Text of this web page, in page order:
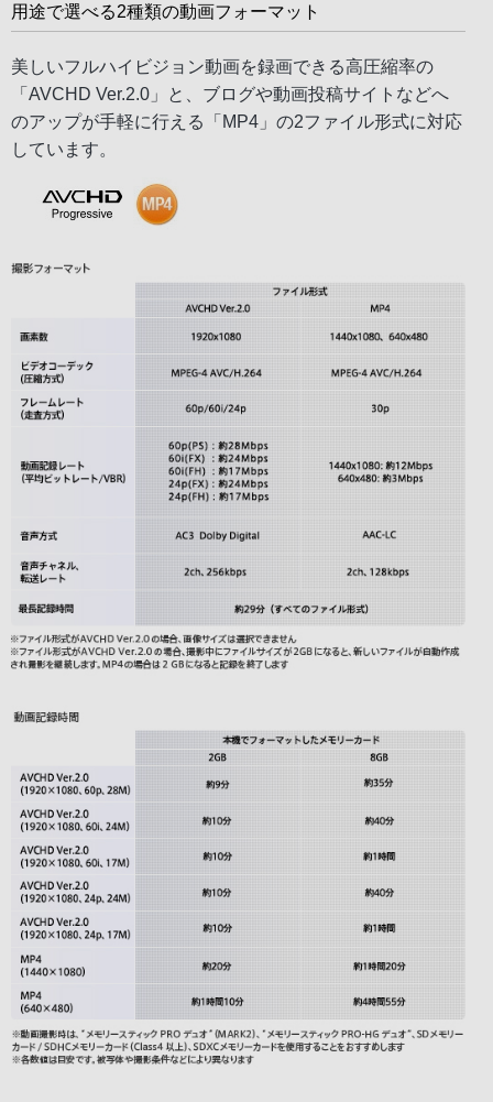
用途で選べる2種類の動画フォーマット
美しいフルハイビジョン動画を録画できる高圧縮率の
「AVCHD Ver.2.0」と、ブログや動画投稿サイトなどへ
のアップが手軽に行える「MP4」の2ファイル形式に対応
しています。